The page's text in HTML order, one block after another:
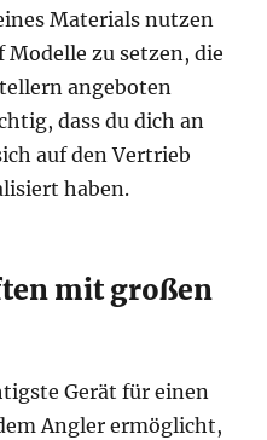
Materials nutzen
zu setzen, die
angeboten
dass du dich an
auf den Vertrieb
haben.
mit großen
Gerät für einen
Angler ermöglicht,